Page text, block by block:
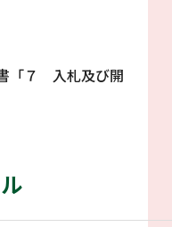
「７ 入札及び開